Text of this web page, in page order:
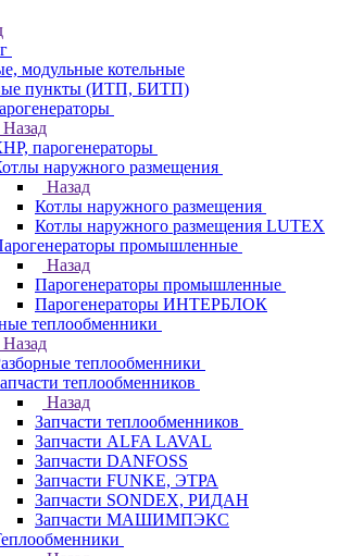
модульные котельные
пункты (ИТП, БИТП)
Назад
парогенераторы
наружного размещения
Назад
Котлы наружного размещения
Котлы наружного размещения LUTEX
промышленные
Назад
Парогенераторы промышленные
Парогенераторы ИНТЕРБЛОК
теплообменники
Назад
теплообменники
теплообменников
Назад
Запчасти теплообменников
Запчасти ALFA LAVAL
Запчасти DANFOSS
Запчасти FUNKE, ЭТРА
Запчасти SONDEX, РИДАН
Запчасти МАШИМПЭКС